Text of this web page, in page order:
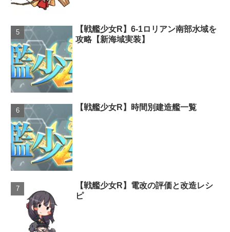
【戦艦少女R】6-1ロリアン南部水域を
攻略【新海域実装】
【戦艦少女R】時間別建造艦一覧
【戦艦少女R】電改の評価と改造レシ
ピ